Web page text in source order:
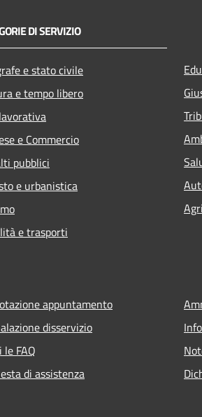
DI SERVIZIO
e stato civile
e tempo libero
e Commercio
pubblici
e urbanistica
e trasporti
appuntamento
disservizio
le FAQ
di assistenza